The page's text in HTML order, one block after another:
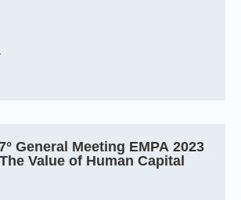
General Meeting EMPA 2023
Value of Human Capital